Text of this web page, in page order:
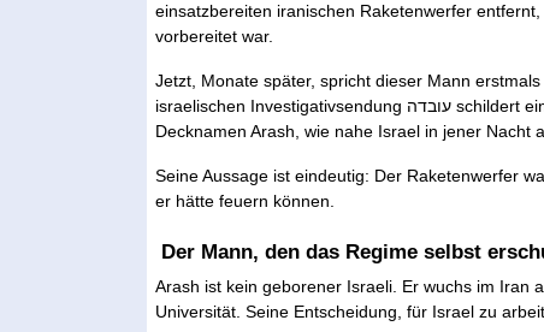
einsatzbereiten iranischen Raketenwerfer
vorbereitet war.
Jetzt, Monate später, spricht dieser Mann
israelischen Investigativsendung עובדה schildert ein Mossad-Agent iranischer Herkunft, unter dem
Decknamen Arash, wie nahe Israel in jener Nacht
Seine Aussage ist eindeutig: Der Raketenwerfer
er hätte feuern können.
Der Mann, den das Regime selbst
Arash ist kein geborener Israeli. Er wuchs im Iran
Universität. Seine Entscheidung, für Israel zu